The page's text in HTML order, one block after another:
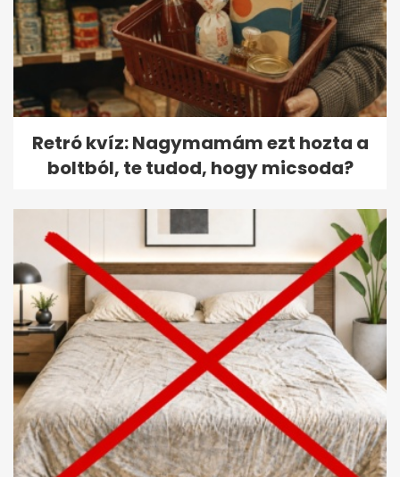
Retró kvíz: Nagymamám ezt hozta a
boltból, te tudod, hogy micsoda?